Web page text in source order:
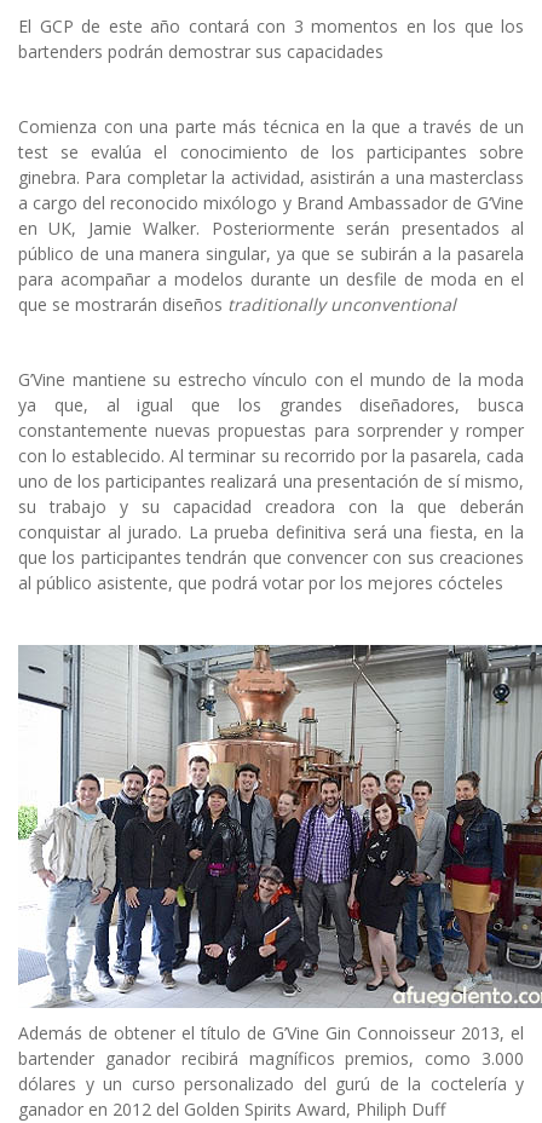
El GCP de este año contará con 3 momentos en los que los
bartenders podrán demostrar sus capacidades
Comienza con una parte más técnica en la que a través de un
test se evalúa el conocimiento de los participantes sobre
ginebra. Para completar la actividad, asistirán a una masterclass
a cargo del reconocido mixólogo y Brand Ambassador de G‘Vine
en UK, Jamie Walker. Posteriormente serán presentados al
público de una manera singular, ya que se subirán a la pasarela
para acompañar a modelos durante un desfile de moda en el
que se mostrarán diseños traditionally unconventional
G’Vine mantiene su estrecho vínculo con el mundo de la moda
ya que, al igual que los grandes diseñadores, busca
constantemente nuevas propuestas para sorprender y romper
con lo establecido. Al terminar su recorrido por la pasarela, cada
uno de los participantes realizará una presentación de sí mismo,
su trabajo y su capacidad creadora con la que deberán
conquistar al jurado. La prueba definitiva será una fiesta, en la
que los participantes tendrán que convencer con sus creaciones
al público asistente, que podrá votar por los mejores cócteles
Además de obtener el título de G’Vine Gin Connoisseur 2013, el
bartender ganador recibirá magníficos premios, como 3.000
dólares y un curso personalizado del gurú de la coctelería y
ganador en 2012 del Golden Spirits Award, Philiph Duff